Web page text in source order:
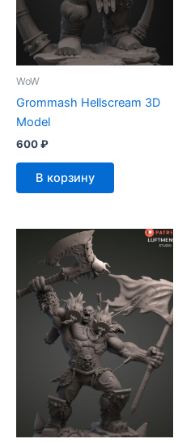
WoW
Grommash Hellscream 3D
Model
600₽
В корзину